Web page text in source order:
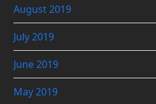
August 2019
July 2019
June 2019
May 2019